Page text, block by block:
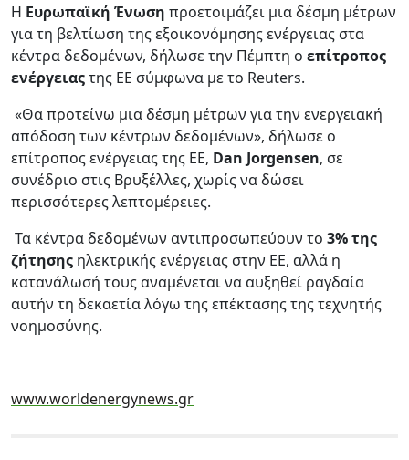
Η Ευρωπαϊκή Ένωση προετοιμάζει μια δέσμη μέτρων
για τη βελτίωση της εξοικονόμησης ενέργειας στα
κέντρα δεδομένων, δήλωσε την Πέμπτη ο επίτροπος
ενέργειαςτης ΕΕ σύμφωνα με το Reuters.
«Θα προτείνω μια δέσμη μέτρων για την ενεργειακή
απόδοση των κέντρων δεδομένων», δήλωσε ο
επίτροπος ενέργειας της ΕΕ, Dan Jorgensen, σε
συνέδριο στις Βρυξέλλες, χωρίς να δώσει
περισσότερες λεπτομέρειες.
Τα κέντρα δεδομένων αντιπροσωπεύουν το 3% της
ζήτησης ηλεκτρικής ενέργειας στην ΕΕ, αλλά η
κατανάλωσή τους αναμένεται να αυξηθεί ραγδαία
αυτήν τη δεκαετία λόγω της επέκτασης της τεχνητής
νοημοσύνης.
www.worldenergynews.gr